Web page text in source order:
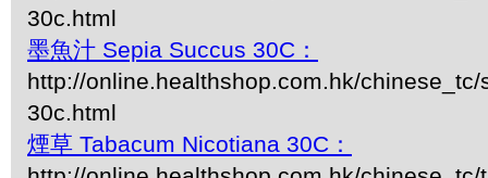
30c.html
墨魚汁 Sepia Succus 30C：
http://online.healthshop.com.hk/
30c.html
煙草 Tabacum Nicotiana 30C：